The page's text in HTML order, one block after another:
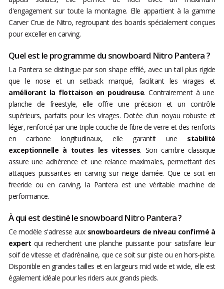
d'engagement sur toute la montagne. Elle appartient à la gamme
Carver Crue de Nitro, regroupant des boards spécialement conçues
pour exceller en carving.
Quel est le programme du snowboard Nitro Pantera ?
La Pantera se distingue par son shape effilé, avec un tail plus rigide
que le nose et un setback marqué, facilitant les virages et
améliorant la flottaison en poudreuse. Contrairement à une
planche de freestyle, elle offre une précision et un contrôle
supérieurs, parfaits pour les virages. Dotée d'un noyau robuste et
léger, renforcé par une triple couche de fibre de verre et des renforts
en carbone longitudinaux, elle garantit une stabilité
exceptionnelle à toutes les vitesses. Son cambre classique
assure une adhérence et une relance maximales, permettant des
attaques puissantes en carving sur neige damée. Que ce soit en
freeride ou en carving, la Pantera est une véritable machine de
performance.
À qui est destiné le snowboard Nitro Pantera ?
Ce modèle s'adresse aux snowboardeurs de niveau confirmé à
expert qui recherchent une planche puissante pour satisfaire leur
soif de vitesse et d'adrénaline, que ce soit sur piste ou en hors-piste.
Disponible en grandes tailles et en largeurs mid wide et wide, elle est
également idéale pour les riders aux grands pieds.